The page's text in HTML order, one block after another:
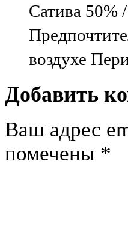
Сатива 50%
воздухе
Добавить
Ваш адрес
помечены *